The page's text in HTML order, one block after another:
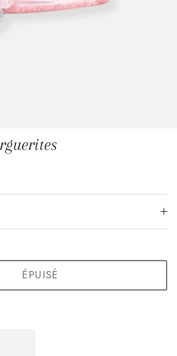
intemporels ponchos se
l'enfant et la femme.
ÉPUISÉ